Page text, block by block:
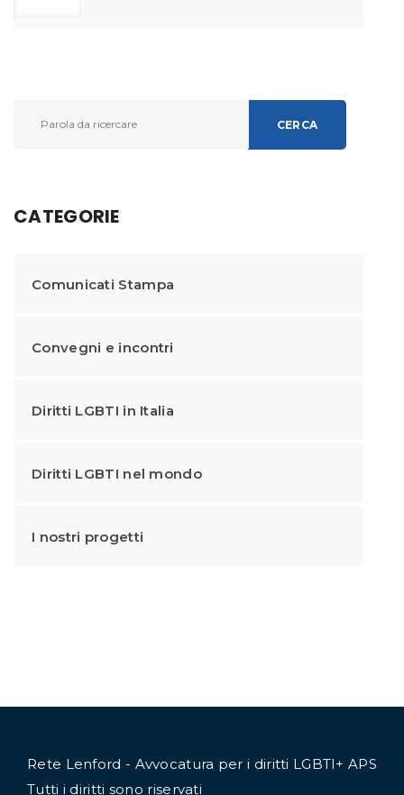
CERCA
CATEGORIE
Comunicati Stampa
Convegni e incontri
Diritti LGBTI in Italia
Diritti LGBTI nel mondo
I nostri progetti
Rete Lenford - Avvocatura per i diritti LGBTI+ APS
Tutti i diritti sono riservati